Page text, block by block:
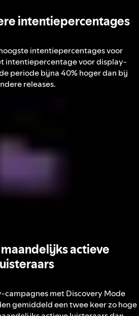
intentiepercentages
intentiepercentages voor
intentiepercentage voor display-
periode bijna 40% hoger dan bij
releases.
actieve
met Discovery Mode
gemiddeld een twee keer zo hoge